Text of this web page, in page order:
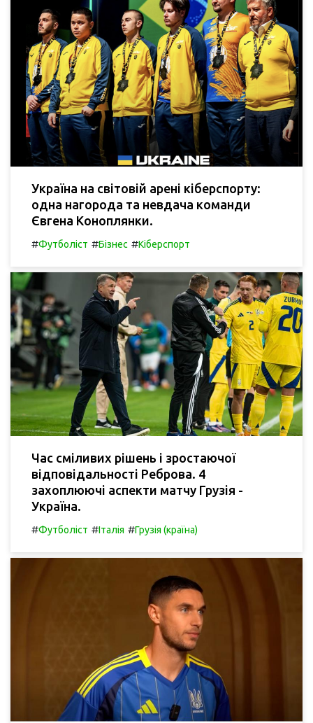
Україна на світовій арені кіберспорту:
одна нагорода та невдача команди
Євгена Коноплянки.
#Футболіст #Бізнес #Кіберспорт
Час сміливих рішень і зростаючої
відповідальності Реброва. 4
захоплюючі аспекти матчу Грузія -
Україна.
#Футболіст #Італія #Грузія (країна)